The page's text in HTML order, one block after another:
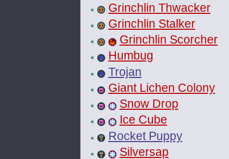
Grinchlin Thwacker
Grinchlin Stalker
Grinchlin Scorcher
Humbug
Trojan
Giant Lichen Colony
Snow Drop
Ice Cube
Rocket Puppy
Silversap